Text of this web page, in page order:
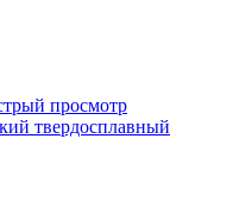
просмотр
твердосплавный